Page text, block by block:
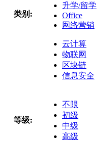
类别:
升学/留学
Office
网络营销
云计算
物联网
区块链
信息安全
等级:
不限
初级
中级
高级